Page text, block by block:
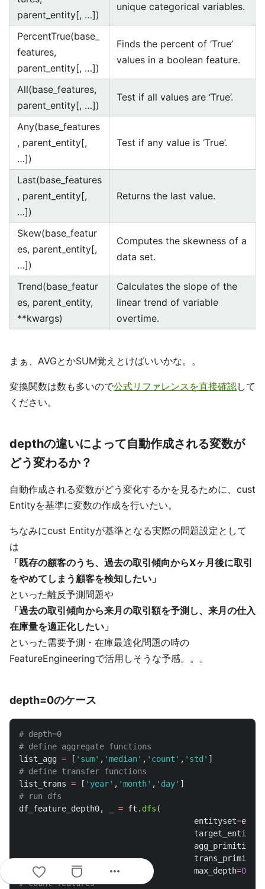
parent_entity[, …])
unique categorical variables.
PercentTrue(base_
features,
parent_entity[, …])
Finds the percent of ‘True’
values in a boolean feature.
All(base_features,
parent_entity[, …])
Test if all values are ‘True’.
Any(base_features
, parent_entity[,
…])
Test if any value is ‘True’.
Last(base_features
, parent_entity[,
…])
Returns the last value.
Skew(base_featur
es, parent_entity[,
…])
Computes the skewness of a
data set.
Trend(base_featur
es, parent_entity,
**kwargs)
Calculates the slope of the
linear trend of variable
overtime.
まぁ、AVGとかSUM覚えとけばいいかな。。
変換関数は数も多いので公式リファレンスを直接確認して
ください。
depthの違いによって自動作成される変数が
どう変わるか？
自動作成される変数がどう変化するかを見るために、cust
Entityを基準に変数の作成を行いたい。
ちなみにcust Entityが基準となる実際の問題設定として
は
「既存の顧客のうち、過去の取引傾向からXヶ月後に取引
をやめてしまう顧客を検知したい」
といった離反予測問題や
「過去の取引傾向から来月の取引額を予測し、来月の仕入
在庫量を適正化したい」
といった需要予測・在庫最適化問題の時の
FeatureEngineeringで活用しそうな予感。。。
depth=0のケース
# depth=0
list_agg = [ ' sum' , 'median' , ' count ' , ' std ' ]
list_trans = [ ' year' , 'month' , ' day' ]
df_feature_depth0, = ft . dfs (
entityset=es
target_entity
agg_primitives
max_depth=0
more_horiz